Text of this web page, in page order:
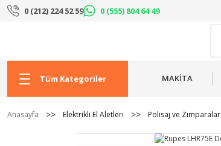
0 (212) 224 52 59 0 (555) 804 64 49
Tüm Kategoriler MAKİTA
Anasayfa Elektrikli El Aletleri Polisaj ve Zımparalar